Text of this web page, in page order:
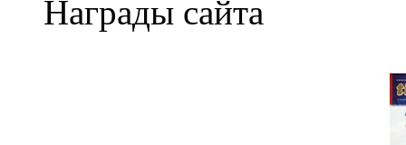
Награды сайта